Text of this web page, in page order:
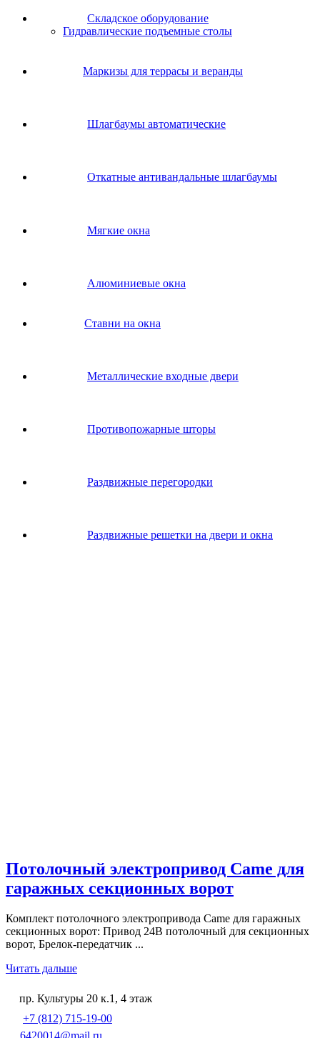
Складское оборудование
Гидравлические подъемные столы
Маркизы для террасы и веранды
Шлагбаумы автоматические
Откатные антивандальные шлагбаумы
Мягкие окна
Алюминиевые окна
Ставни на окна
Металлические входные двери
Противопожарные шторы
Раздвижные перегородки
Раздвижные решетки на двери и окна
Потолочный электропривод Came для
гаражных секционных ворот
Комплект потолочного электропривода Came для гаражных
секционных ворот: Привод 24В потолочный для секционных
ворот, Брелок-передатчик ...
Читать дальше
пр. Культуры 20 к.1, 4 этаж
+7 (812) 715-19-00